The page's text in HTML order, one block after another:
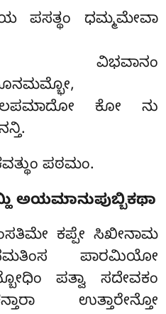
ಪಸತ್ಥಂ ಧಮ್ಮಮೇವಾ
ವಿಭವಾನಂ
ಕೋ ನು
ಪಠಮಂ.
ಅಯಮಾನುಪುಬ್ಬಿಕಥಾ
ಕಪ್ಪೇ ಸಿಖೀನಾಮ
ಪಾರಮಿಯೋ
ಪತ್ವಾ ಸದೇವಕಂ
ಉತ್ತಾರೇನ್ತೋ